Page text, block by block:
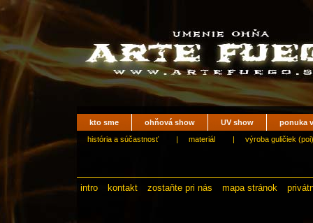
kto sme ohňová show UV show
ponuka
história a súčastnosť
| materiál | výroba guličiek (poi)
intro kontakt zostaňte pri nás mapa stránok